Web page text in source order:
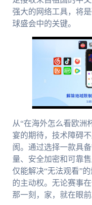
强大的网络工具，将
球盛会中的关键。
从“在海外怎么看欧洲
宴的期待，技术障碍
阂。通过选择一款具
量、安全加密和可靠
仅能解决“无法观看”
的主动权。无论赛事
那一刻，家，就在眼前